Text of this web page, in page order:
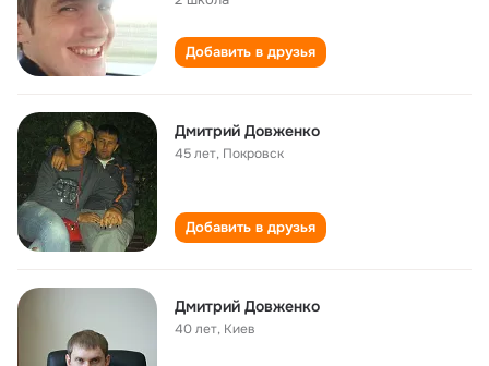
Добавить в друзья
Дмитрий Довженко
45 лет, Покровск
Добавить в друзья
Дмитрий Довженко
40 лет, Киев